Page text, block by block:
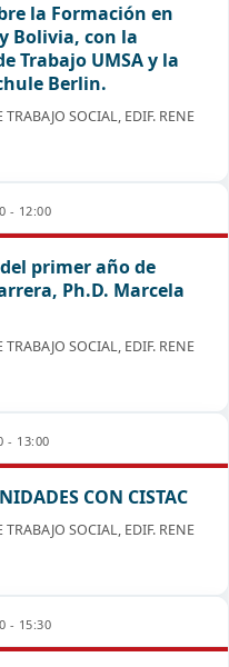
la Formación en
Bolivia, con la
Trabajo UMSA y la
Berlin.
SOCIAL, EDIF. RENE
- 12:00
primer año de
Ph.D. Marcela
SOCIAL, EDIF. RENE
- 13:00
CON CISTAC
SOCIAL, EDIF. RENE
- 15:30